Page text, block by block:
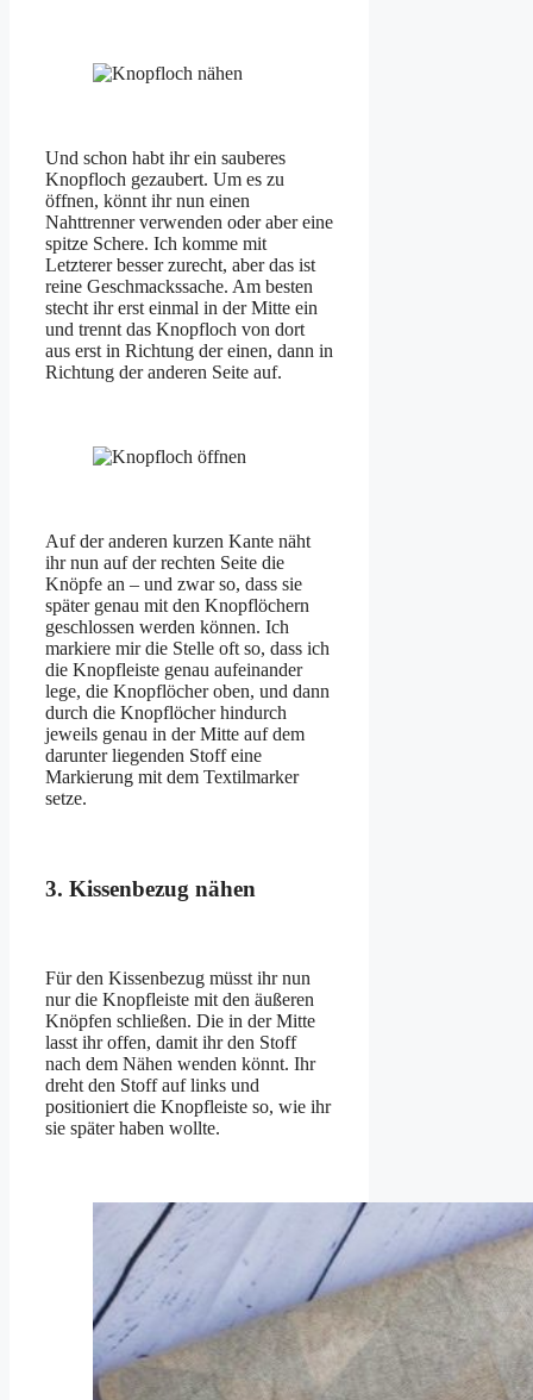
Und schon habt ihr ein sauberes
Knopfloch gezaubert. Um es zu
öffnen, könnt ihr nun einen
Nahttrenner verwenden oder aber eine
spitze Schere. Ich komme mit
Letzterer besser zurecht, aber das ist
reine Geschmackssache. Am besten
stecht ihr erst einmal in der Mitte ein
und trennt das Knopfloch von dort
aus erst in Richtung der einen, dann in
Richtung der anderen Seite auf.
Auf der anderen kurzen Kante näht
ihr nun auf der rechten Seite die
Knöpfe an – und zwar so, dass sie
später genau mit den Knopflöchern
geschlossen werden können. Ich
markiere mir die Stelle oft so, dass ich
die Knopfleiste genau aufeinander
lege, die Knopflöcher oben, und dann
durch die Knopflöcher hindurch
jeweils genau in der Mitte auf dem
darunter liegenden Stoff eine
Markierung mit dem Textilmarker
setze.
3. Kissenbezug nähen
Für den Kissenbezug müsst ihr nun
nur die Knopfleiste mit den äußeren
Knöpfen schließen. Die in der Mitte
lasst ihr offen, damit ihr den Stoff
nach dem Nähen wenden könnt. Ihr
dreht den Stoff auf links und
positioniert die Knopfleiste so, wie ihr
sie später haben wollte.